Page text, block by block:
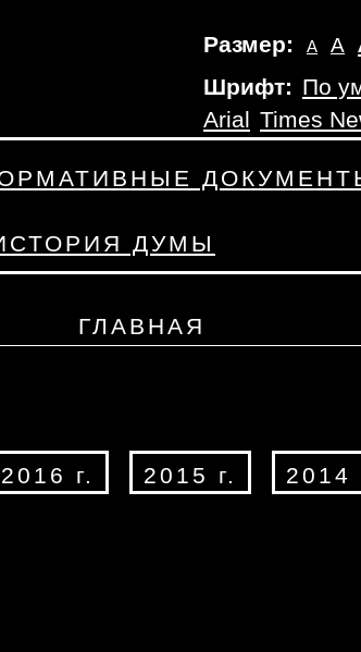
Размер: А А
Шрифт: По
Arial Times
ДУМЫ
ГЛАВНАЯ
2016 г. 2015 г. 2014